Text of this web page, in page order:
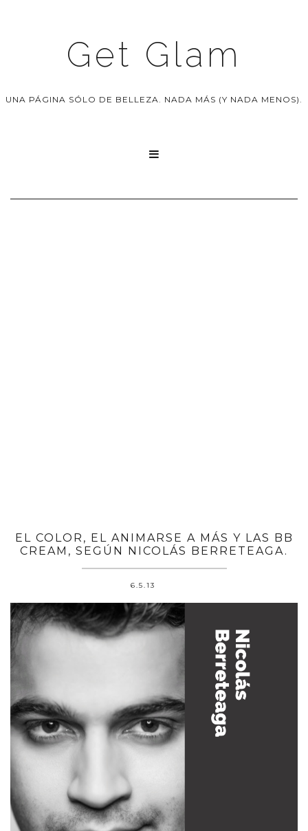
Get Glam
UNA PÁGINA SÓLO DE BELLEZA. NADA MÁS (Y NADA MENOS).

EL COLOR, EL ANIMARSE A MÁS Y LAS BB
CREAM, SEGÚN NICOLÁS BERRETEAGA.
6.5.13